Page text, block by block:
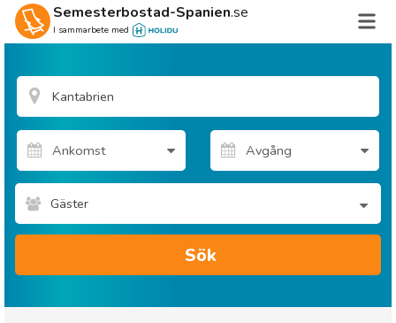
Semesterbostad-Spanien.se
I sammarbete med
Gäster
Sök